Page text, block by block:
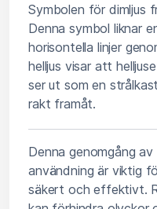
Symbolen för dimljus
Denna symbol liknar
horisontella linjer
helljus visar att
ser ut som en
rakt framåt.
Denna genomgång
användning är viktig
säkert och effektivt.